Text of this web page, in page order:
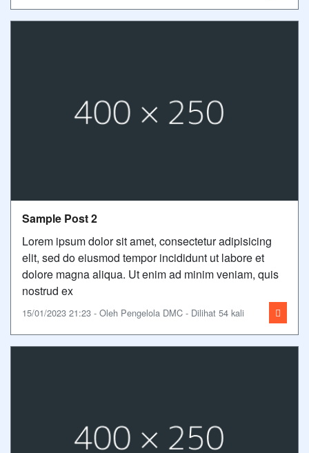
Sample Post 2
Lorem ipsum dolor sit amet, consectetur adipisicing
elit, sed do eiusmod tempor incididunt ut labore et
dolore magna aliqua. Ut enim ad minim veniam, quis
nostrud ex
15/01/2023 21:23 - Oleh Pengelola DMC - Dilihat 54 kali